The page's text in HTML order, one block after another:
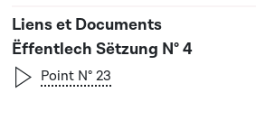
Ëffentlech Sëtzung N° 4
Point N° 23